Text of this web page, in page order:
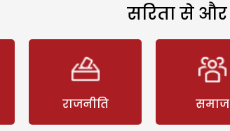
सरिता से और
राजनीति समाज